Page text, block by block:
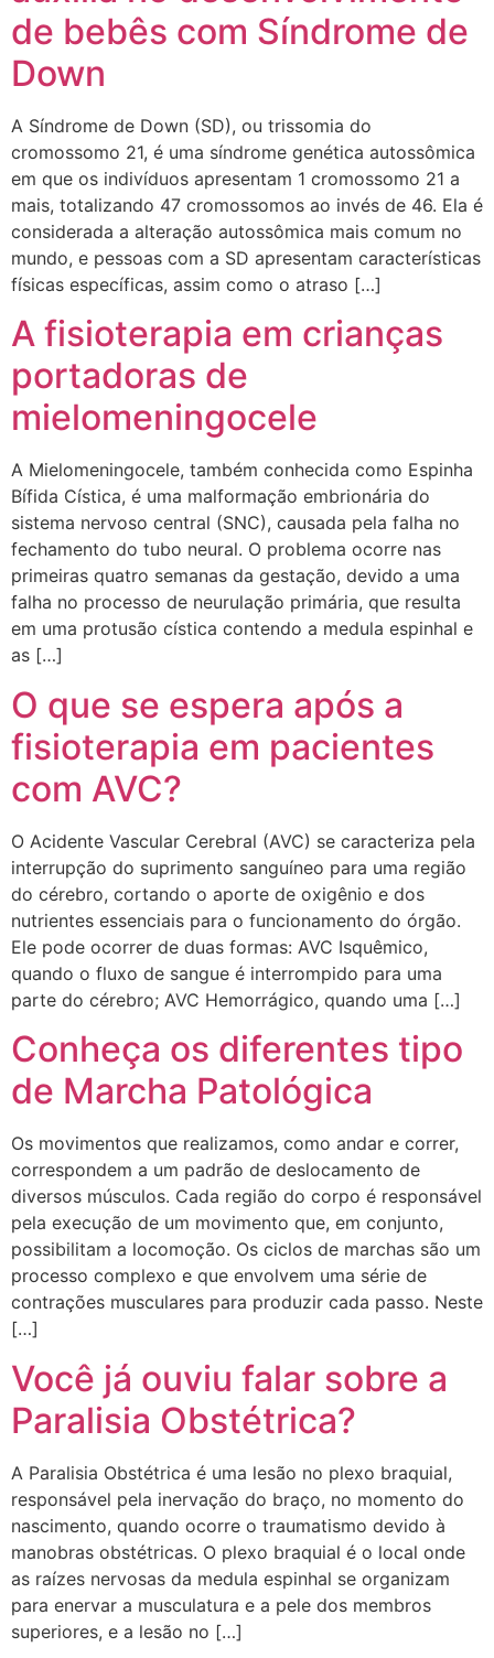
de bebês com Síndrome de
Down
A Síndrome de Down (SD), ou trissomia do
cromossomo 21, é uma síndrome genética autossômica
em que os indivíduos apresentam 1 cromossomo 21 a
mais, totalizando 47 cromossomos ao invés de 46. Ela é
considerada a alteração autossômica mais comum no
mundo, e pessoas com a SD apresentam características
físicas específicas, assim como o atraso […]
A fisioterapia em crianças
portadoras de
mielomeningocele
A Mielomeningocele, também conhecida como Espinha
Bífida Cística, é uma malformação embrionária do
sistema nervoso central (SNC), causada pela falha no
fechamento do tubo neural. O problema ocorre nas
primeiras quatro semanas da gestação, devido a uma
falha no processo de neurulação primária, que resulta
em uma protusão cística contendo a medula espinhal e
as […]
O que se espera após a
fisioterapia em pacientes
com AVC?
O Acidente Vascular Cerebral (AVC) se caracteriza pela
interrupção do suprimento sanguíneo para uma região
do cérebro, cortando o aporte de oxigênio e dos
nutrientes essenciais para o funcionamento do órgão.
Ele pode ocorrer de duas formas: AVC Isquêmico,
quando o fluxo de sangue é interrompido para uma
parte do cérebro; AVC Hemorrágico, quando uma […]
Conheça os diferentes tipo
de Marcha Patológica
Os movimentos que realizamos, como andar e correr,
correspondem a um padrão de deslocamento de
diversos músculos. Cada região do corpo é responsável
pela execução de um movimento que, em conjunto,
possibilitam a locomoção. Os ciclos de marchas são um
processo complexo e que envolvem uma série de
contrações musculares para produzir cada passo. Neste
[…]
Você já ouviu falar sobre a
Paralisia Obstétrica?
A Paralisia Obstétrica é uma lesão no plexo braquial,
responsável pela inervação do braço, no momento do
nascimento, quando ocorre o traumatismo devido à
manobras obstétricas. O plexo braquial é o local onde
as raízes nervosas da medula espinhal se organizam
para enervar a musculatura e a pele dos membros
superiores, e a lesão no […]